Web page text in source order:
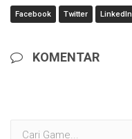
Facebook Twitter LinkedIn
KOMENTAR